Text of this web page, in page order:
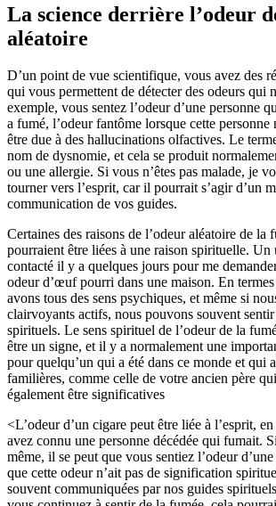
La science derrière l’odeur
aléatoire
D’un point de vue scientifique, vous avez des
qui vous permettent de détecter des odeurs qui
exemple, vous sentez l’odeur d’une personne
a fumé, l’odeur fantôme lorsque cette personne
être due à des hallucinations olfactives. Le
nom de dysnomie, et cela se produit
ou une allergie. Si vous n’êtes pas malade, je
tourner vers l’esprit, car il pourrait s’agir d’un
communication de vos guides.
Certaines des raisons de l’odeur aléatoire de la
pourraient être liées à une raison spirituelle. Un
contacté il y a quelques jours pour me
odeur d’œuf pourri dans une maison. En
avons tous des sens psychiques, et même si
clairvoyants actifs, nous pouvons souvent sentir
spirituels. Le sens spirituel de l’odeur de la
être un signe, et il y a normalement une
pour quelqu’un qui a été dans ce monde et qui
familières, comme celle de votre ancien père
également être significatives
<L’odeur d’un cigare peut être liée à l’esprit,
avez connu une personne décédée qui fumait.
même, il se peut que vous sentiez l’odeur
que cette odeur n’ait pas de signification
souvent communiquées par nos guides